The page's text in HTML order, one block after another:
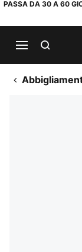
PASSA DA 30 A 60